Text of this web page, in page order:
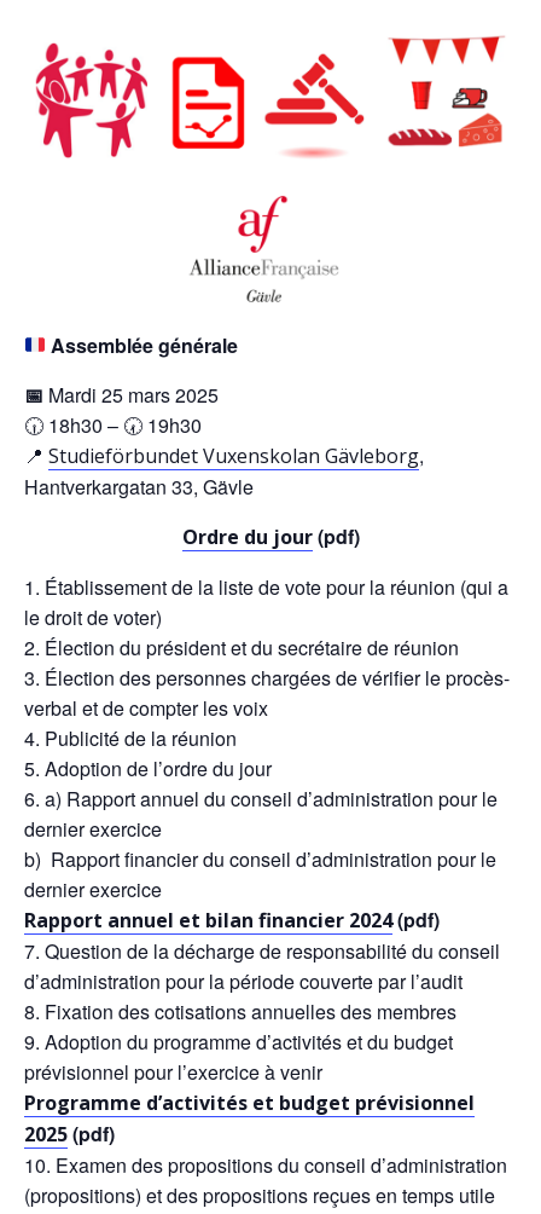
Assemblée générale
📅 Mardi 25 mars 2025
🕡 18h30 – 🕢 19h30
📍 Studieförbundet Vuxenskolan Gävleborg,
Hantverkargatan 33, Gävle
Ordre du jour(pdf)
Établissement de la liste de vote pour la réunion (qui a
le droit de voter)
Élection du président et du secrétaire de réunion
Élection des personnes chargées de vérifier le procès-
verbal et de compter les voix
Publicité de la réunion
Adoption de l’ordre du jour
a) Rapport annuel du conseil d’administration pour le
dernier exercice
b) Rapport financier du conseil d’administration pour le
dernier exercice
Rapport annuel et bilan financier 2024(pdf)
Question de la décharge de responsabilité du conseil
d’administration pour la période couverte par l’audit
Fixation des cotisations annuelles des membres
Adoption du programme d’activités et du budget
prévisionnel pour l’exercice à venir
Programme d’activités et budget prévisionnel
2025(pdf)
Examen des propositions du conseil d’administration
(propositions) et des propositions reçues en temps utile